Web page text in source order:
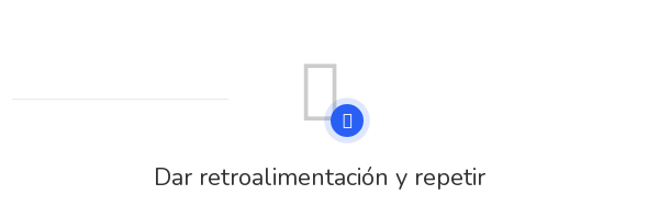
Dar retroalimentación y repetir